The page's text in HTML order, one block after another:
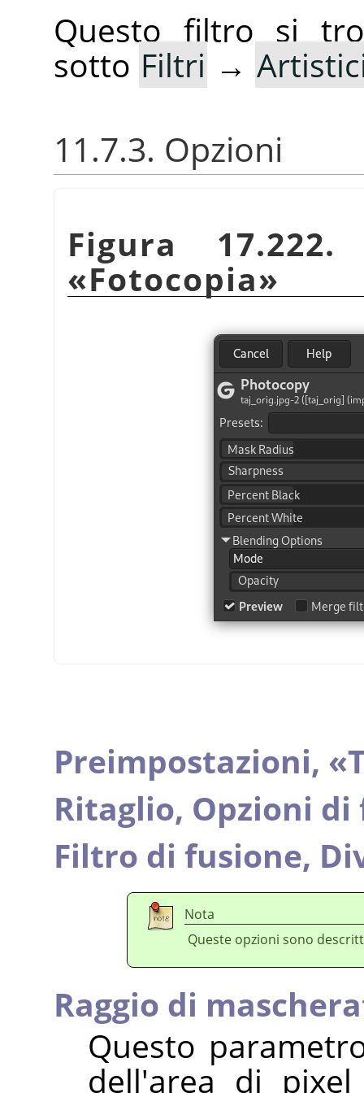
Questo filtro si
sotto Filtri →
11.7.3. Opzioni
Figura
«Fotocopia»
Preimpostazioni, «
Ritaglio, Opzioni
Filtro di fusione,
Nota
Queste opzioni sono
Raggio di
Questo
dell'area di